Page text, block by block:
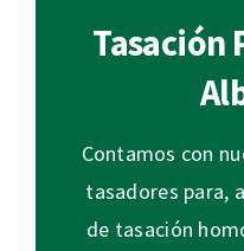
Tasación
Contamos con
tasadores para,
de tasación